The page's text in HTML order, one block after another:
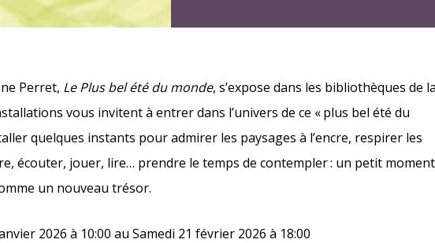
Perret, Le Plus bel été du monde, s’expose dans les bibliothèques de la
vous invitent à entrer dans l’univers de ce « plus bel été du
quelques instants pour admirer les paysages à l’encre, respirer les
écouter, jouer, lire… prendre le temps de contempler : un petit moment
un nouveau trésor.
2026 à 10:00 au Samedi 21 février 2026 à 18:00